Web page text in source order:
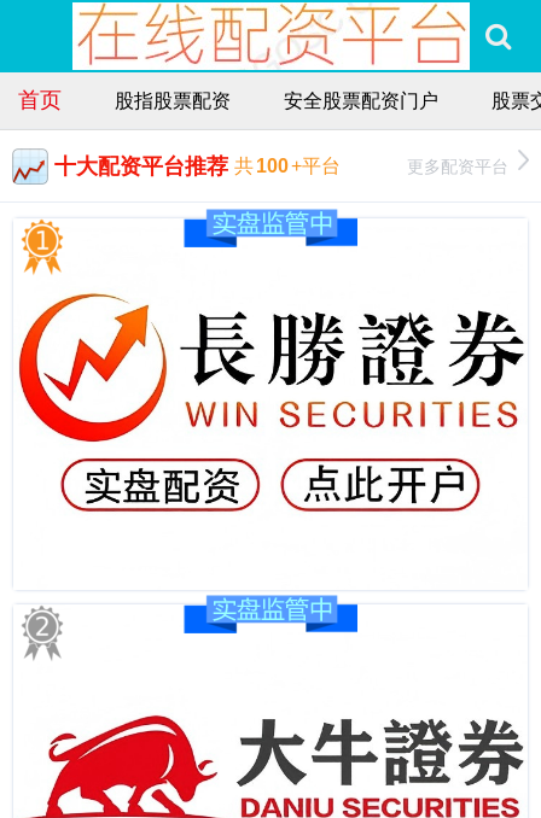
首页 股指股票配资 安全股票配资门户 股票
十大配资平台推荐 共100+平台 更多配资平台